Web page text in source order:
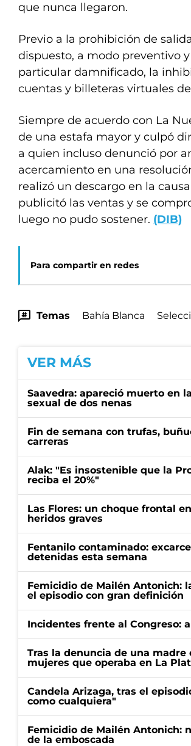
que nunca llegaron.
Previo a la prohibición de
dispuesto, a modo preventivo
particular damnificado, la
cuentas y billeteras virtuales
Siempre de acuerdo con La
de una estafa mayor y culpó
a quien incluso denunció por
acercamiento en una
realizó un descargo en la
publicitó las ventas y se
luego no pudo sostener. (DIB)
Para compartir en redes
Temas Bahía Blanca
VER MÁS
Saavedra: apareció muerto en
sexual de dos nenas
Fin de semana con trufas,
carreras
Alak: "Es insostenible que la
reciba el 20%"
Las Flores: un choque frontal
heridos graves
Fentanilo contaminado:
detenidas esta semana
Femicidio de Mailén Antonich:
el episodio con gran definición
Incidentes frente al Congreso:
Tras la denuncia de una
mujeres que operaba en La
Candela Arizaga, tras el
como cualquiera"
Femicidio de Mailén Antonich:
de la emboscada